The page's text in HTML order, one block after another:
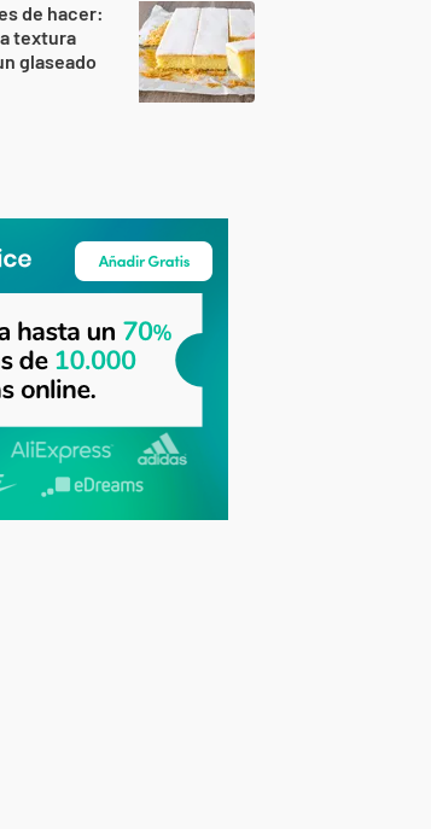
de hacer:
textura
glaseado